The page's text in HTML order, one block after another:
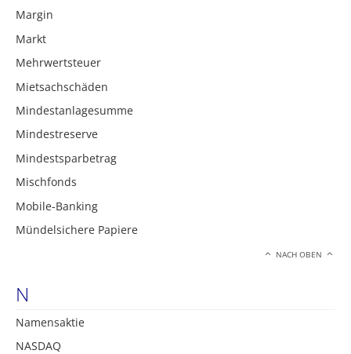
Margin
Markt
Mehrwertsteuer
Mietsachschäden
Mindestanlagesumme
Mindestreserve
Mindestsparbetrag
Mischfonds
Mobile-Banking
Mündelsichere Papiere
NACH OBEN
N
Namensaktie
NASDAQ